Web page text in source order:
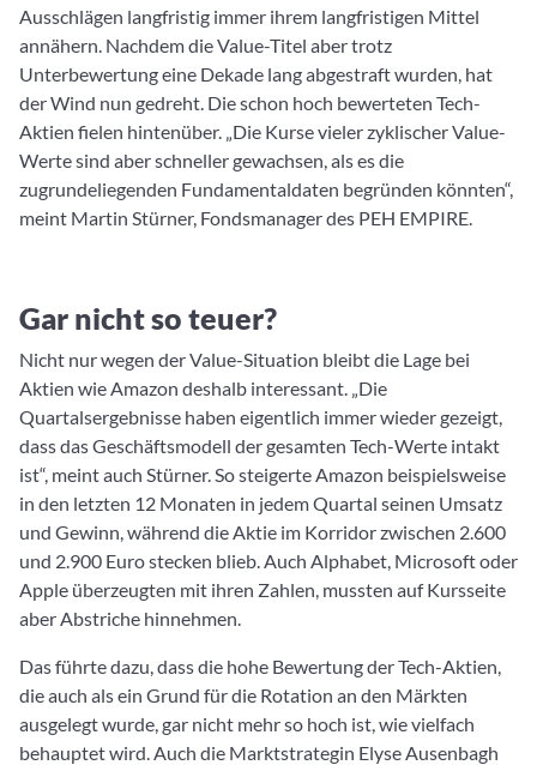
Ausschlägen langfristig immer ihrem langfristigen Mittel
annähern. Nachdem die Value-Titel aber trotz
Unterbewertung eine Dekade lang abgestraft wurden, hat
der Wind nun gedreht. Die schon hoch bewerteten Tech-
Aktien fielen hintenüber. „Die Kurse vieler zyklischer Value-
Werte sind aber schneller gewachsen, als es die
zugrundeliegenden Fundamentaldaten begründen könnten“,
meint Martin Stürner, Fondsmanager des PEH EMPIRE.
Gar nicht so teuer?
Nicht nur wegen der Value-Situation bleibt die Lage bei
Aktien wie Amazon deshalb interessant. „Die
Quartalsergebnisse haben eigentlich immer wieder gezeigt,
dass das Geschäftsmodell der gesamten Tech-Werte intakt
ist“, meint auch Stürner. So steigerte Amazon beispielsweise
in den letzten 12 Monaten in jedem Quartal seinen Umsatz
und Gewinn, während die Aktie im Korridor zwischen 2.600
und 2.900 Euro stecken blieb. Auch Alphabet, Microsoft oder
Apple überzeugten mit ihren Zahlen, mussten auf Kursseite
aber Abstriche hinnehmen.
Das führte dazu, dass die hohe Bewertung der Tech-Aktien,
die auch als ein Grund für die Rotation an den Märkten
ausgelegt wurde, gar nicht mehr so hoch ist, wie vielfach
behauptet wird. Auch die Marktstrategin Elyse Ausenbagh